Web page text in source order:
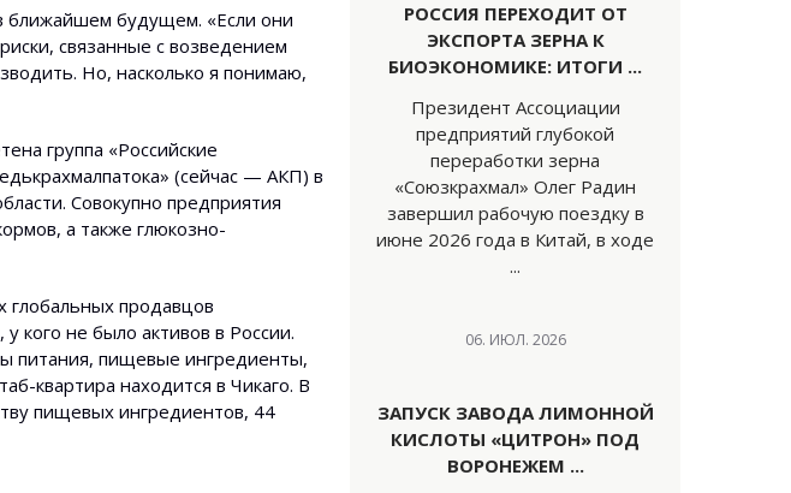
ближайшем будущем. «Если они
связанные с возведением
Но, насколько я понимаю,
группа «Российские
(сейчас — АКП) в
Совокупно предприятия
а также глюкозно-
глобальных продавцов
кого не было активов в России.
питания, пищевые ингредиенты,
квартира находится в Чикаго. В
пищевых ингредиентов, 44
РОССИЯ ПЕРЕХОДИТ ОТ
ЭКСПОРТА ЗЕРНА К
БИОЭКОНОМИКЕ: ИТОГИ ...
Президент Ассоциации
предприятий глубокой
переработки зерна
«Союзкрахмал» Олег Радин
завершил рабочую поездку в
июне 2026 года в Китай, в ходе
...
06. ИЮЛ. 2026
ЗАПУСК ЗАВОДА ЛИМОННОЙ
КИСЛОТЫ «ЦИТРОН» ПОД
ВОРОНЕЖЕМ ...